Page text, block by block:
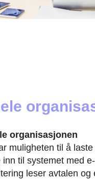
organisasjonen
muligheten til å
inn til systemet med
leser avtalen og